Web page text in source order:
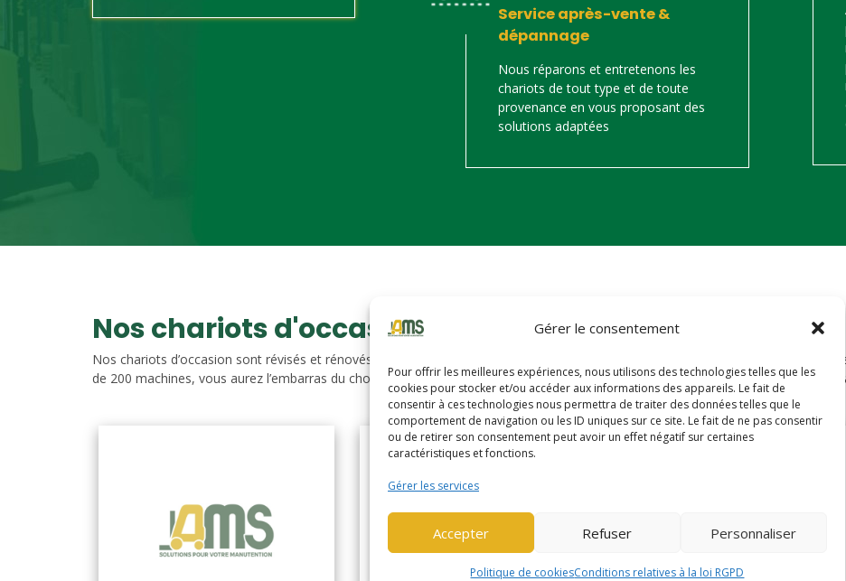
Gérer le consentement
Pour offrir les meilleures expériences, nous utilisons des technologies telles que les
cookies pour stocker et/ou accéder aux informations des appareils. Le fait de
consentir à ces technologies nous permettra de traiter des données telles que le
comportement de navigation ou les ID uniques sur ce site. Le fait de ne pas consentir
ou de retirer son consentement peut avoir un effet négatif sur certaines
caractéristiques et fonctions.
Gérer les services
Accepter Refuser Personnaliser
Politique de cookiesConditions relatives à la loi RGPD
Service après-vente &
dépannage
Nous réparons et entretenons les
chariots de tout type et de toute
provenance en vous proposant des
solutions adaptées
Nos chariots d'occasion
Nos chariots d’occasion sont révisés et rénovés. Vous trouverez ci-dessous notre catalogue de matériels de manutention
de 200 machines, vous aurez l’embarras du choix. Nos chariots sont révisés, reconditionnés, repeints, prêts à partir avec une